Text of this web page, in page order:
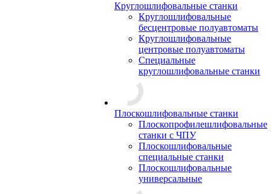
Круглошлифовальные станки
Круглошлифовальные
бесцентровые полуавтоматы
Круглошлифовальные
центровые полуавтоматы
Специальные
круглошлифовальные станки
Плоскошлифовальные станки
Плоскопрофилешлифовальные
станки с ЧПУ
Плоскошлифовальные
специальные станки
Плоскошлифовальные
универсальные